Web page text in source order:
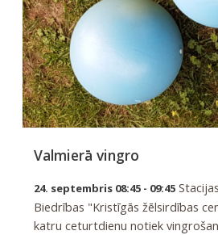
Valmierā vingro
24. septembris 08:45 - 09:45
Biedrības "Kristīgās žēlsirdības
katru ceturtdienu notiek